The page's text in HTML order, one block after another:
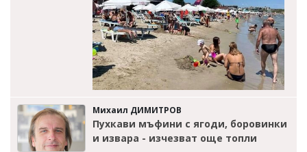
Михаил ДИМИТРОВ
Пухкави мъфини с ягоди, боровинки
и извара - изчезват още топли